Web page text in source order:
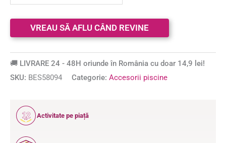
🚚 LIVRARE 24 - 48H oriunde în România cu doar 14,9 lei!
SKU: BES58094 Categorie: Accesorii piscine
12
ANI
Activitate pe piață